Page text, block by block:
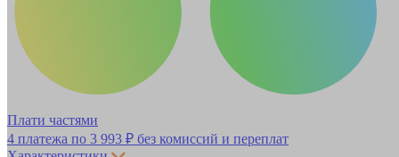
Плати частями
4 платежа по 3 993 ₽ без комиссий и переплат